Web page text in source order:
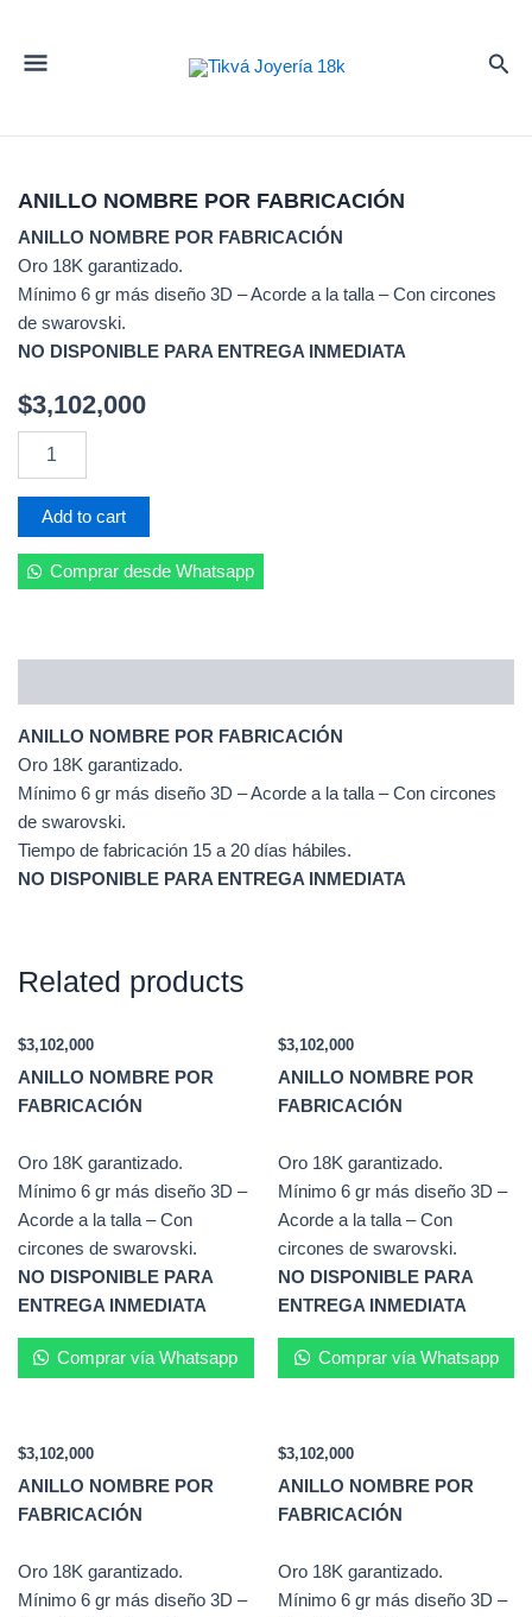
ANILLO NOMBRE POR FABRICACIÓN
ANILLO NOMBRE POR FABRICACIÓN
Oro 18K garantizado.
Mínimo 6 gr más diseño 3D – Acorde a la talla – Con circones
de swarovski.
NO DISPONIBLE PARA ENTREGA INMEDIATA
$3,102,000
ANILLO
NOMBRE
FABRICACIÓN
quantity
Add to cart
Comprar desde Whatsapp
ANILLO NOMBRE POR FABRICACIÓN
Oro 18K garantizado.
Mínimo 6 gr más diseño 3D – Acorde a la talla – Con circones
de swarovski.
Tiempo de fabricación 15 a 20 días hábiles.
NO DISPONIBLE PARA ENTREGA INMEDIATA
Related products
$3,102,000
ANILLO NOMBRE POR
FABRICACIÓN
Oro 18K garantizado.
Mínimo 6 gr más diseño 3D –
Acorde a la talla – Con
circones de swarovski.
NO DISPONIBLE PARA
ENTREGA INMEDIATA
Comprar vía Whatsapp
$3,102,000
ANILLO NOMBRE POR
FABRICACIÓN
Oro 18K garantizado.
Mínimo 6 gr más diseño 3D –
Acorde a la talla – Con
circones de swarovski.
NO DISPONIBLE PARA
ENTREGA INMEDIATA
Comprar vía Whatsapp
$3,102,000
ANILLO NOMBRE POR
FABRICACIÓN
Oro 18K garantizado.
Mínimo 6 gr más diseño 3D –
$3,102,000
ANILLO NOMBRE POR
FABRICACIÓN
Oro 18K garantizado.
Mínimo 6 gr más diseño 3D –